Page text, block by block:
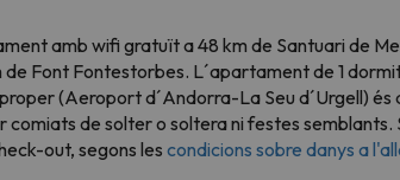
amb wifi gratuït a 48 km de Santuari de
Font Fontestorbes. L´apartament de 1
(Aeroport d´Andorra-La Seu d´Urgell) és
de solter o soltera ni festes
out, segons les condicions sobre danys a